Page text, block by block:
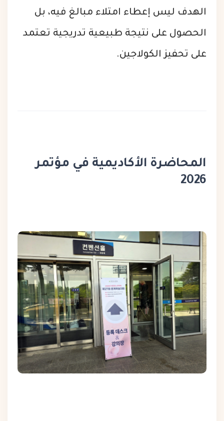
الهدف ليس إعطاء امتلاء مبالغ فيه، بل
الحصول على نتيجة طبيعية تدريجية تعتمد
على تحفيز الكولاجين.
المحاضرة الأكاديمية في مؤتمر
2026